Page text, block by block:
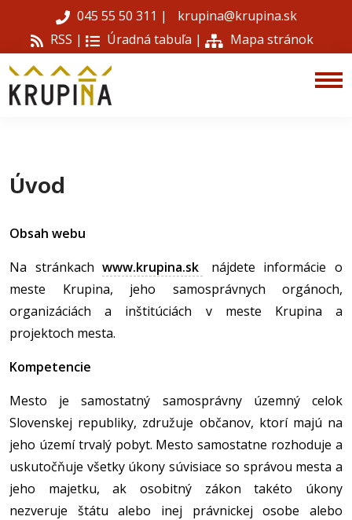
045 55 50 311 |
krupina@krupina.sk
RSS |
Úradná tabuľa | Mapa stránok
Úvod
Obsah webu
Na stránkachwww.krupina.sk
nájdete informácie o
meste Krupina, jeho samosprávnych orgánoch,
organizáciách a inštitúciách v meste Krupina a
projektoch mesta.
Kompetencie
Mesto je samostatný samosprávny územný celok
Slovenskej republiky, združuje občanov, ktorí majú na
jeho území trvalý pobyt. Mesto samostatne rozhoduje a
uskutočňuje všetky úkony súvisiace so správou mesta a
jeho majetku, ak osobitný zákon takéto úkony
nezveruje štátu alebo inej právnickej osobe alebo